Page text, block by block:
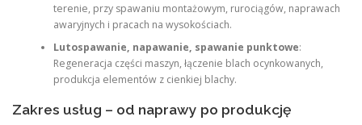
terenie, przy spawaniu montażowym, rurociągów, naprawach
awaryjnych i pracach na wysokościach.
Lutospawanie, napawanie, spawanie punktowe:
Regeneracja części maszyn, łączenie blach ocynkowanych,
produkcja elementów z cienkiej blachy.
Zakres usług – od naprawy po produkcję